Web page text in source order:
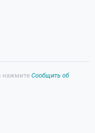
нажмите Сообщить об